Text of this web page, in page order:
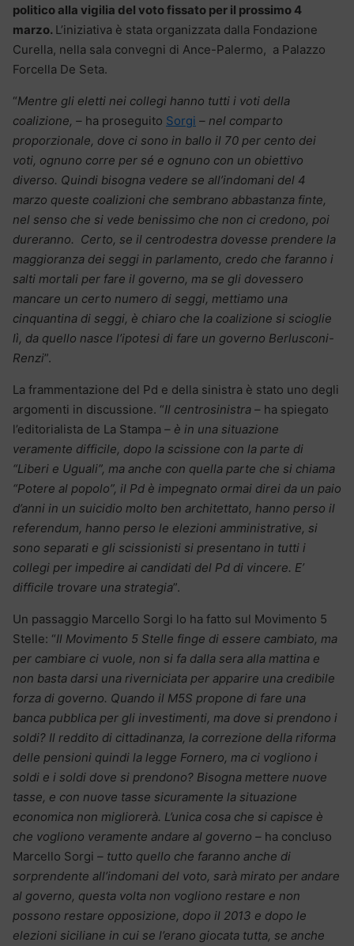
politico alla vigilia del voto fissato per il prossimo 4
marzo. L’iniziativa è stata organizzata dalla Fondazione
Curella, nella sala convegni di Ance-Palermo, a Palazzo
Forcella De Seta.
“Mentre gli eletti nei collegi hanno tutti i voti della
coalizione, – ha proseguito Sorgi – nel comparto
proporzionale, dove ci sono in ballo il 70 per cento dei
voti, ognuno corre per sé e ognuno con un obiettivo
diverso. Quindi bisogna vedere se all’indomani del 4
marzo queste coalizioni che sembrano abbastanza finte,
nel senso che si vede benissimo che non ci credono, poi
dureranno. Certo, se il centrodestra dovesse prendere la
maggioranza dei seggi in parlamento, credo che faranno i
salti mortali per fare il governo, ma se gli dovessero
mancare un certo numero di seggi, mettiamo una
cinquantina di seggi, è chiaro che la coalizione si scioglie
lì, da quello nasce l’ipotesi di fare un governo Berlusconi-
Renzi”.
La frammentazione del Pd e della sinistra è stato uno degli
argomenti in discussione. “Il centrosinistra – ha spiegato
l’editorialista de La Stampa – è in una situazione
veramente difficile, dopo la scissione con la parte di
“Liberi e Uguali”, ma anche con quella parte che si chiama
“Potere al popolo”, il Pd è impegnato ormai direi da un paio
d’anni in un suicidio molto ben architettato, hanno perso il
referendum, hanno perso le elezioni amministrative, si
sono separati e gli scissionisti si presentano in tutti i
collegi per impedire ai candidati del Pd di vincere. E’
difficile trovare una strategia”.
Un passaggio Marcello Sorgi lo ha fatto sul Movimento 5
Stelle: “Il Movimento 5 Stelle finge di essere cambiato, ma
per cambiare ci vuole, non si fa dalla sera alla mattina e
non basta darsi una riverniciata per apparire una credibile
forza di governo. Quando il M5S propone di fare una
banca pubblica per gli investimenti, ma dove si prendono i
soldi? Il reddito di cittadinanza, la correzione della riforma
delle pensioni quindi la legge Fornero, ma ci vogliono i
soldi e i soldi dove si prendono? Bisogna mettere nuove
tasse, e con nuove tasse sicuramente la situazione
economica non migliorerà. L’unica cosa che si capisce è
che vogliono veramente andare al governo – ha concluso
Marcello Sorgi – tutto quello che faranno anche di
sorprendente all’indomani del voto, sarà mirato per andare
al governo, questa volta non vogliono restare e non
possono restare opposizione, dopo il 2013 e dopo le
elezioni siciliane in cui se l’erano giocata tutta, se anche